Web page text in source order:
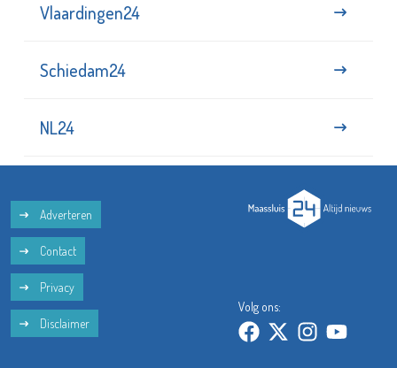
Vlaardingen24
Schiedam24
NL24
Adverteren
Contact
Privacy
Disclaimer
Volg ons: